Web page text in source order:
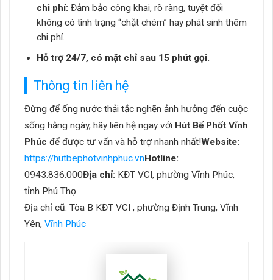
chi phí: Đảm bảo công khai, rõ ràng, tuyệt đối
không có tình trạng “chặt chém” hay phát sinh thêm
chi phí.
Hỗ trợ 24/7, có mặt chỉ sau 15 phút gọi.
Thông tin liên hệ
Đừng để ống nước thải tắc nghẽn ảnh hưởng đến cuộc
sống hằng ngày, hãy liên hệ ngay với Hút Bể Phốt Vĩnh
Phúc để được tư vấn và hỗ trợ nhanh nhất!Website:
https://hutbephotvinhphuc.vnHotline:
0943.836.000Địa chỉ: KĐT VCI, phường Vĩnh Phúc,
tỉnh Phú Thọ
Địa chỉ cũ: Tòa B KĐT VCI , phường Định Trung, Vĩnh
Yên, Vĩnh Phúc